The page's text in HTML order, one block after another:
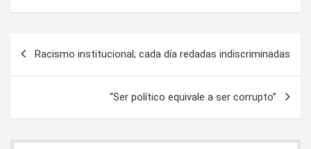
Racismo institucional; cada día redadas indiscriminadas
“Ser político equivale a ser corrupto”